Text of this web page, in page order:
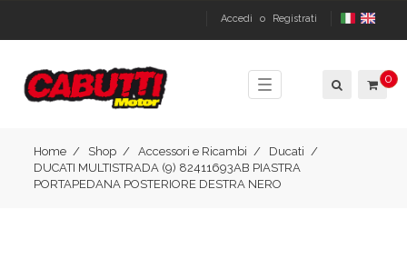
Accedi o Registrati
Toggle
navigation
0
Home Shop Accessori e Ricambi
Ducati
DUCATI MULTISTRADA (9) 82411693AB PIASTRA
PORTAPEDANA POSTERIORE DESTRA NERO